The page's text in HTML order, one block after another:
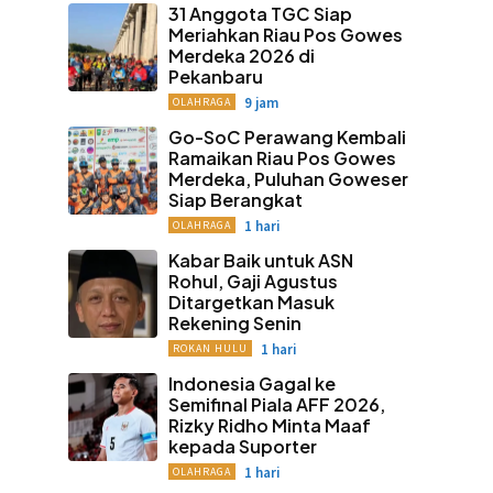
31 Anggota TGC Siap
Meriahkan Riau Pos Gowes
Merdeka 2026 di
Pekanbaru
OLAHRAGA 9 jam
Go-SoC Perawang Kembali
Ramaikan Riau Pos Gowes
Merdeka, Puluhan Goweser
Siap Berangkat
OLAHRAGA 1 hari
Kabar Baik untuk ASN
Rohul, Gaji Agustus
Ditargetkan Masuk
Rekening Senin
ROKAN HULU 1 hari
Indonesia Gagal ke
Semifinal Piala AFF 2026,
Rizky Ridho Minta Maaf
kepada Suporter
OLAHRAGA 1 hari